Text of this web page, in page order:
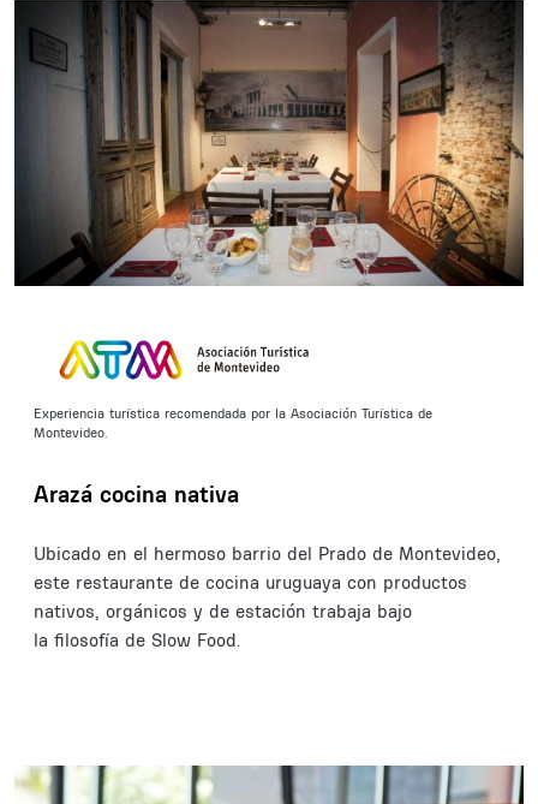
Experiencia turística recomendada por la Asociación Turística de
Montevideo.
Arazá cocina nativa
Ubicado en el hermoso barrio del Prado de Montevideo,
este restaurante de cocina uruguaya con productos
nativos, orgánicos y de estación trabaja bajo
la filosofía de Slow Food.